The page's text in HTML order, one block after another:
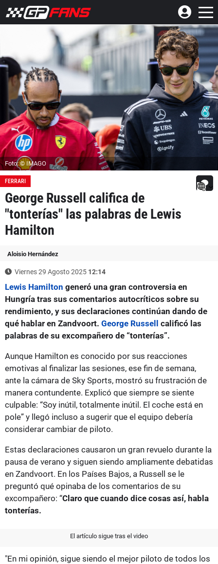
Foto: © IMAGO
FERRARI
George Russell califica de
"tonterías" las palabras de Lewis
Hamilton
Aloisio Hernández
Viernes 29 Agosto 2025 12:14
Lewis Hamilton generó una gran controversia en
Hungría tras sus comentarios autocríticos sobre su
rendimiento, y sus declaraciones continúan dando de
qué hablar en Zandvoort. George Russell calificó las
palabras de su excompañero de “tonterías”.
Aunque Hamilton es conocido por sus reacciones
emotivas al finalizar las sesiones, ese fin de semana,
ante la cámara de Sky Sports, mostró su frustración de
manera contundente. Explicó que siempre se siente
culpable: “Soy inútil, totalmente inútil. El coche está en
pole” y llegó incluso a sugerir que el equipo debería
considerar cambiar de piloto.
Estas declaraciones causaron un gran revuelo durante la
pausa de verano y siguen siendo ampliamente debatidas
en Zandvoort. En los Países Bajos, a Russell se le
preguntó qué opinaba de los comentarios de su
excompañero: “Claro que cuando dice cosas así, habla
tonterías.
El artículo sigue tras el video
"En mi opinión, sigue siendo el mejor piloto de todos los